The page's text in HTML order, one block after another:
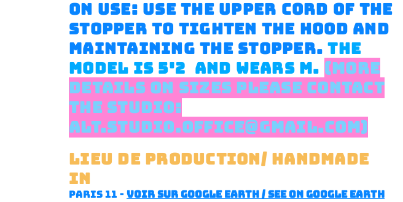
ON USE: USE THE UPPER CORD OF THE
STOPPER TO TIGHTEN THE HOOD AND
MAINTAINING THE STOPPER.THE
MODEL IS 5'2 AND WEARS M. (MORE
DETAILS ON SIZES PLEASE CONTACT
THE STUDIO:
ALT.STUDIO.OFFICE@GMAIL.COM)
lieu de production/ handmade
in
paris 11 - voir sur google earth / see on google earth